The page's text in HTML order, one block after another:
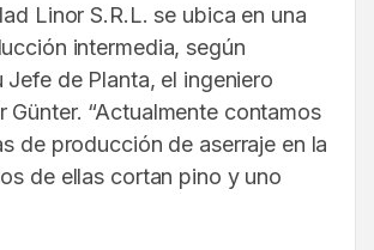
Linor S.R.L. se ubica en una
intermedia, según
Jefe de Planta, el ingeniero
Günter. “Actualmente contamos
de producción de aserraje en la
de ellas cortan pino y uno